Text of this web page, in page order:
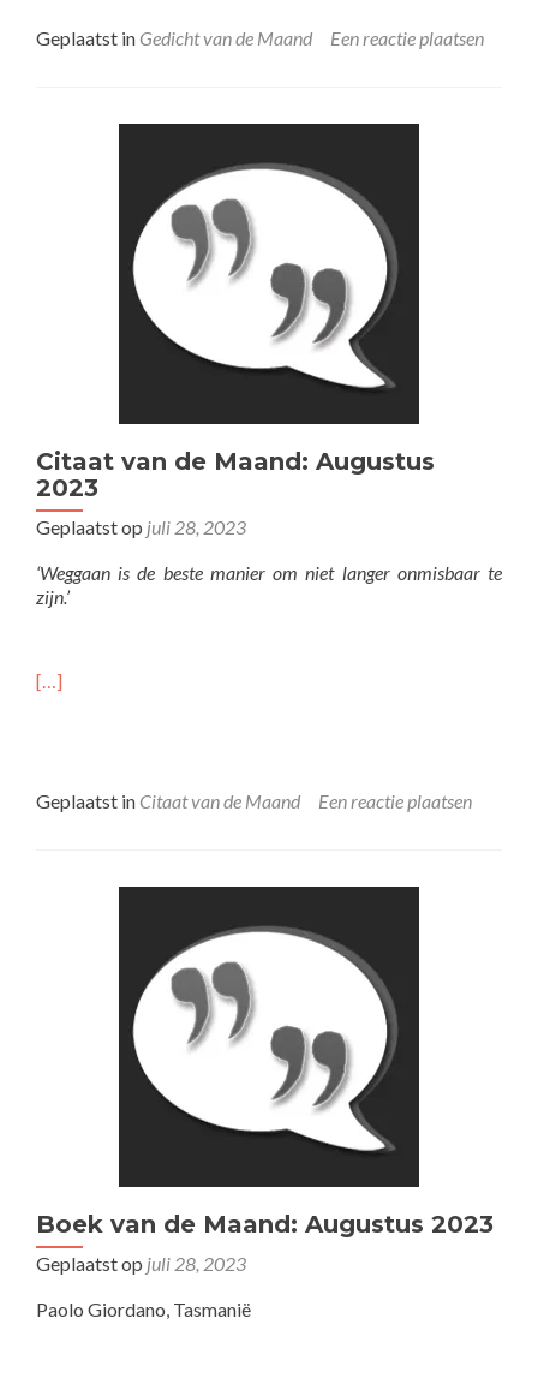
Geplaatst in Gedicht van de Maand Een reactie plaatsen
Citaat van de Maand: Augustus
2023
Geplaatst op juli 28, 2023
‘Weggaan is de beste manier om niet langer onmisbaar te
zijn.’
[…]
Geplaatst in Citaat van de Maand Een reactie plaatsen
Boek van de Maand: Augustus 2023
Geplaatst op juli 28, 2023
Paolo Giordano, Tasmanië